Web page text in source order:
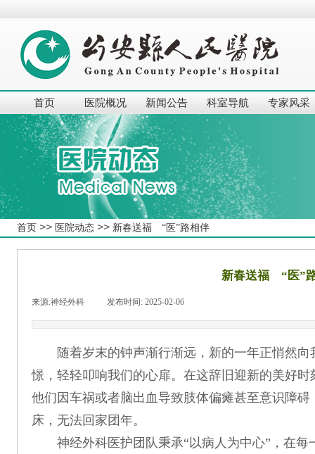
首页 医院概况 新闻公告 科室导航 专家风采
首页 >> 医院动态 >> 新春送福 “医”路相伴
新春送福 “医”
来源:神经外科 发布时间: 2025-02-06
随着岁末的钟声渐行渐远，新的一年正悄然
憬，轻轻叩响我们的心扉。在这辞旧迎新的美好
他们因车祸或者脑出血导致肢体偏瘫甚至意识障
床，无法回家团年。
神经外科医护团队秉承“以病人为中心”，在